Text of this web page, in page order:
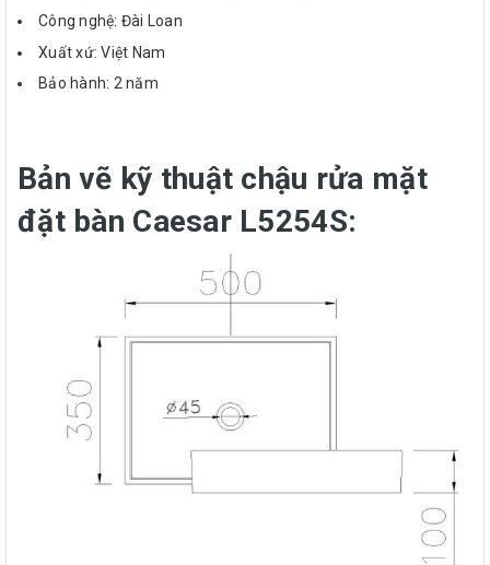
Công nghệ: Đài Loan
Xuất xứ: Việt Nam
Bảo hành: 2 năm
Bản vẽ kỹ thuật chậu rửa mặt
đặt bàn Caesar L5254S: